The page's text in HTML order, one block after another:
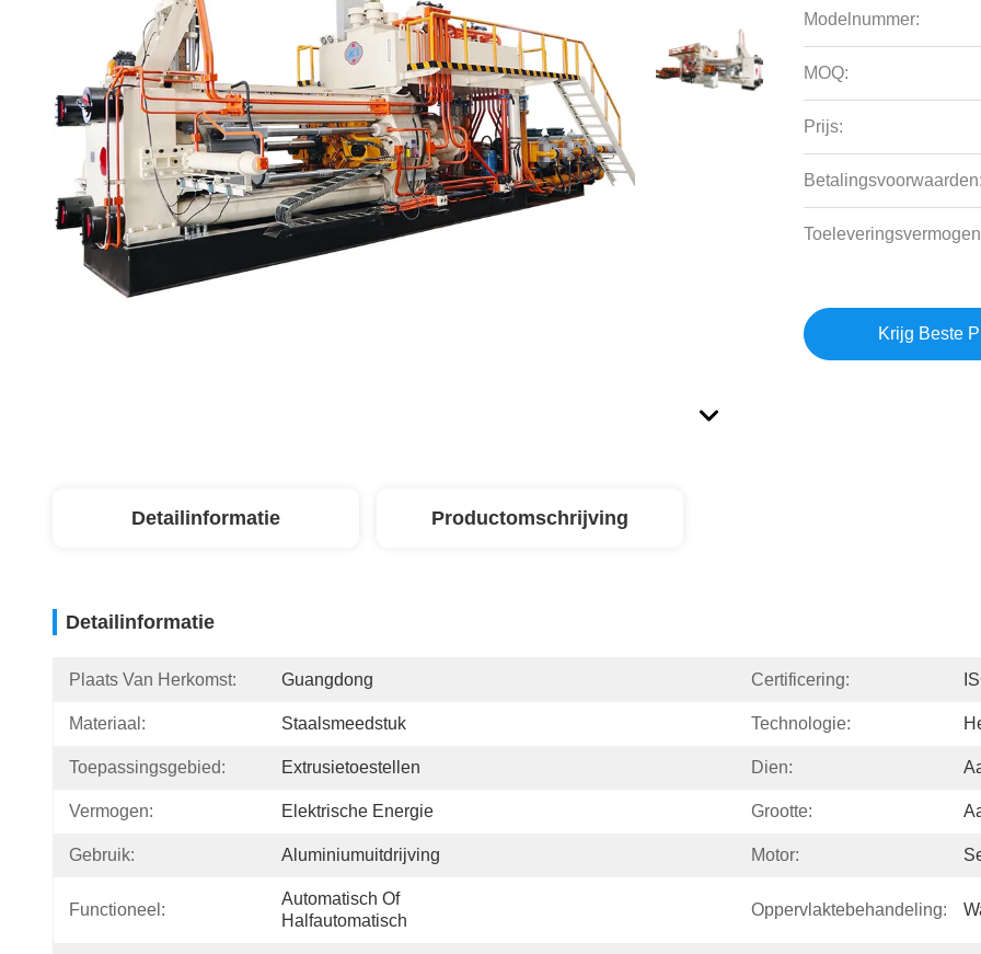
Modelnummer:
MOQ:
Prijs:
Betalingsvoorwaarden:
Krijg Beste
Detailinformatie Productomschrijving
Detailinformatie
Plaats Van Herkomst: Guangdong Certificering:
Materiaal: Staalsmeedstuk Technologie:
Toepassingsgebied: Extrusietoestellen Dien:
Vermogen: Elektrische Energie Grootte:
Gebruik: Aluminiumuitdrijving Motor:
Functioneel:
Automatisch Of
Halfautomatisch
Oppervlaktebehandeling: